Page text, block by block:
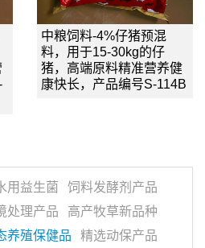
中粮饲料-4%仔猪预混
料，用于15-30kg的仔
猪，高端原料精准营养健
康快长，产品编号S-114B
用益生菌
饲料发酵剂产品
处理产品
高产牧草新品种
养殖保健品
精选动保产品